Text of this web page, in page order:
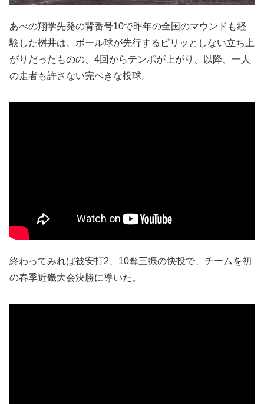
あべの翔学先発の背番号10で昨年の全国のマウンドも経
験した桝井は、ボール球が先行するピリッとしない立ち上
がりだったものの、4回からテンポが上がり、以降、一人
の走者も許さない完ぺきな投球。
終わってみれば被安打2、10奪三振の快投で、チームを初
の春季近畿大会決勝に導いた。